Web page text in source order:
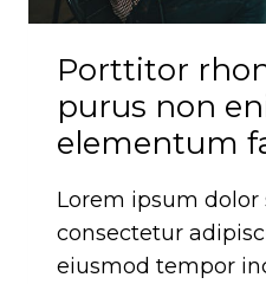
Porttitor
purus non
elementum
Lorem ipsum dolor
consectetur
eiusmod tempor